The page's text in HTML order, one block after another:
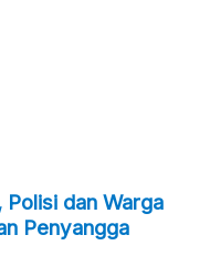
Polisi dan Warga
Penyangga